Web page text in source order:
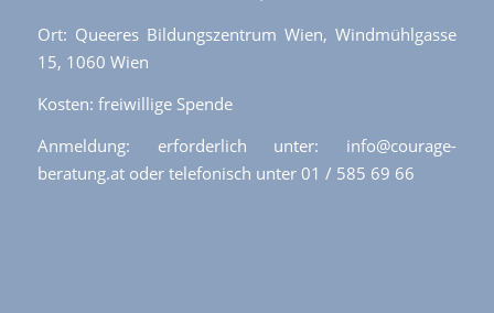
Ort: Queeres Bildungszentrum Wien, Windmühlgasse
15, 1060 Wien
Kosten: freiwillige Spende
Anmeldung: erforderlich unter: info@courage-
beratung.at oder telefonisch unter 01 / 585 69 66